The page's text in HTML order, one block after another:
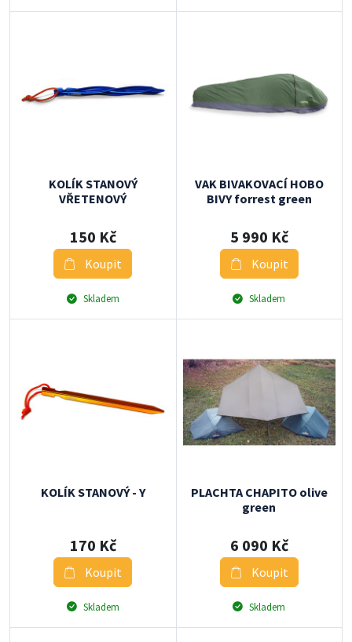
KOLÍK STANOVÝ
VŘETENOVÝ
150 Kč
Koupit
Skladem
VAK BIVAKOVACÍ HOBO
BIVY forrest green
5 990 Kč
Koupit
Skladem
KOLÍK STANOVÝ - Y
170 Kč
Koupit
Skladem
PLACHTA CHAPITO olive
green
6 090 Kč
Koupit
Skladem